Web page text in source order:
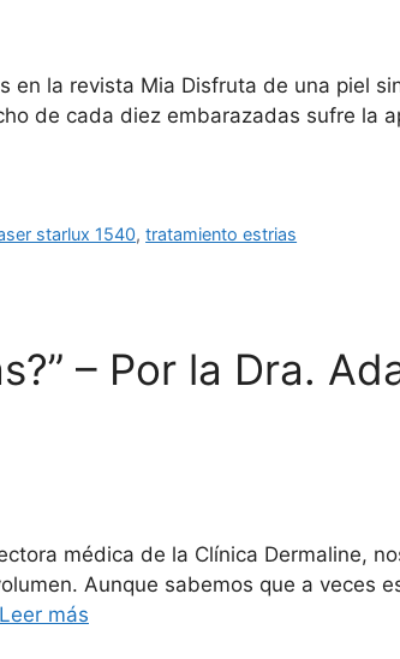
en la revista Mia Disfruta de una piel
de cada diez embarazadas sufre
starlux 1540,tratamiento estrias
– Por la Dra.
médica de la Clínica Dermaline,
Aunque sabemos que a veces
Leer más